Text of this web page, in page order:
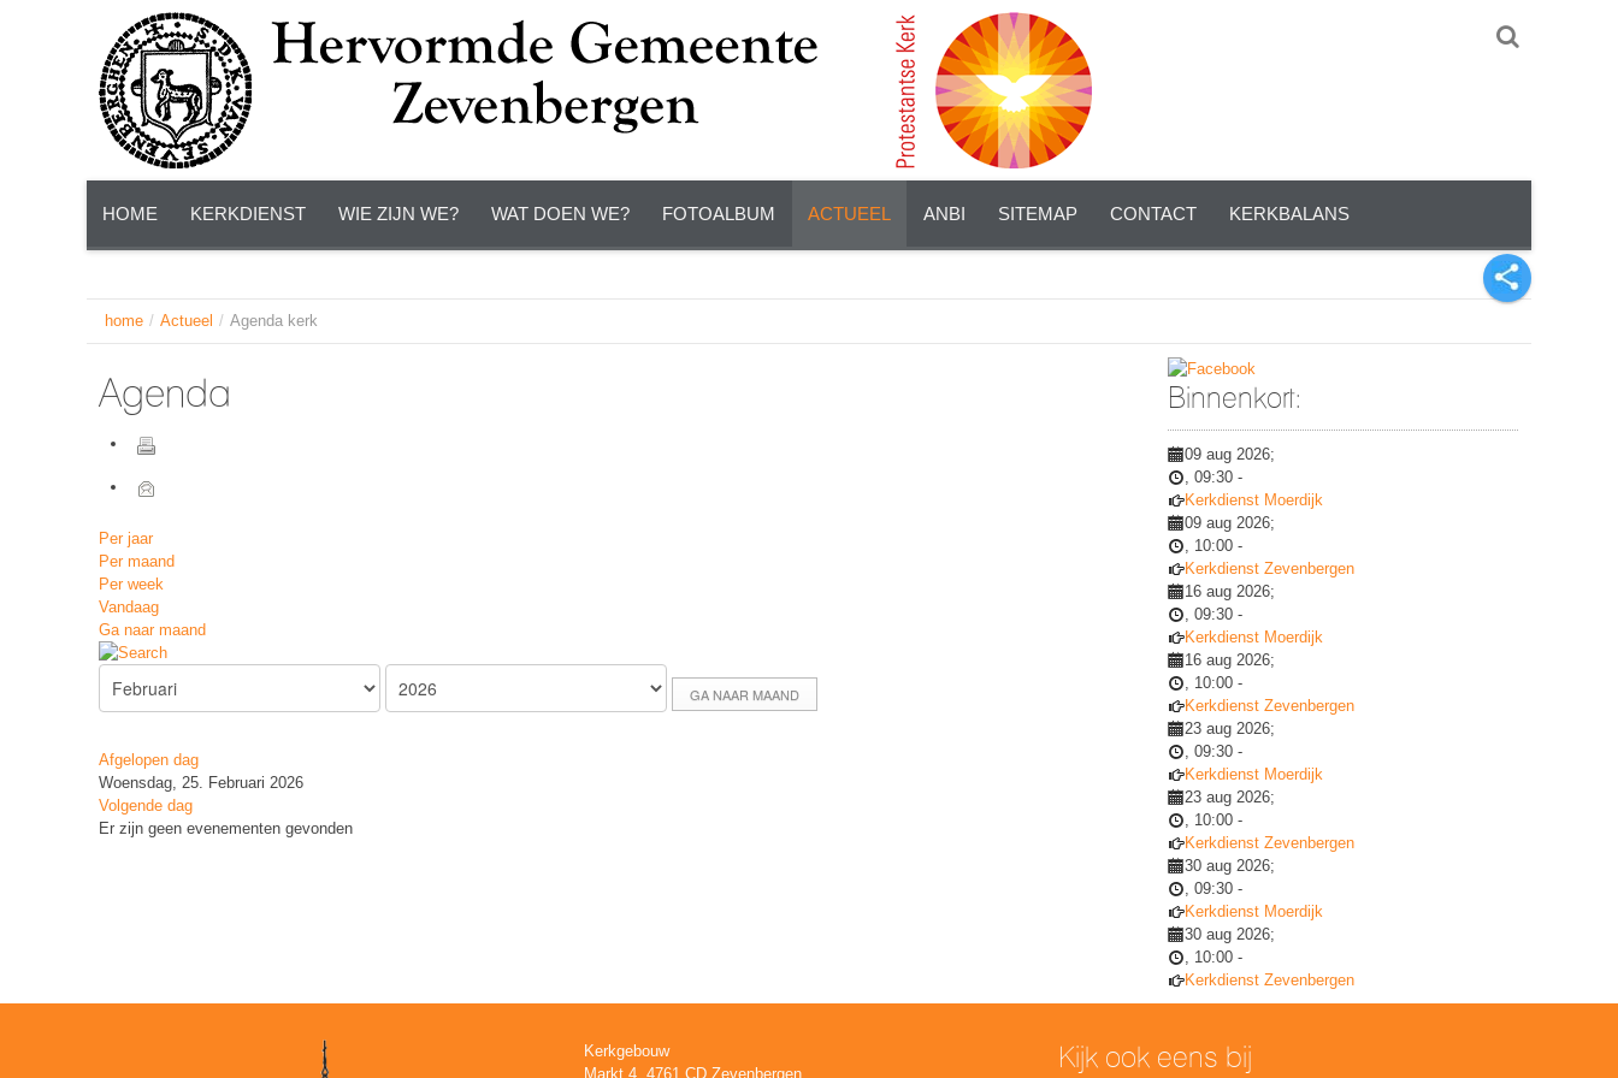
HOME KERKDIENST WIE ZIJN WE? WAT DOEN WE? FOTOALBUM ACTUEEL ANBI SITEMAP CONTACT KERKBALANS
home / Actueel / Agenda kerk
Agenda
Per jaar
Per maand
Per week
Vandaag
Ga naar maand
GA NAAR MAAND
Afgelopen dag
Woensdag, 25. Februari 2026
Volgende dag
Er zijn geen evenementen gevonden
Binnenkort:
09 aug 2026;
, 09:30 -
Kerkdienst Moerdijk
09 aug 2026;
, 10:00 -
Kerkdienst Zevenbergen
16 aug 2026;
, 09:30 -
Kerkdienst Moerdijk
16 aug 2026;
, 10:00 -
Kerkdienst Zevenbergen
23 aug 2026;
, 09:30 -
Kerkdienst Moerdijk
23 aug 2026;
, 10:00 -
Kerkdienst Zevenbergen
30 aug 2026;
, 09:30 -
Kerkdienst Moerdijk
30 aug 2026;
, 10:00 -
Kerkdienst Zevenbergen
Kerkgebouw
Markt 4, 4761 CD Zevenbergen
Kijk ook eens bij